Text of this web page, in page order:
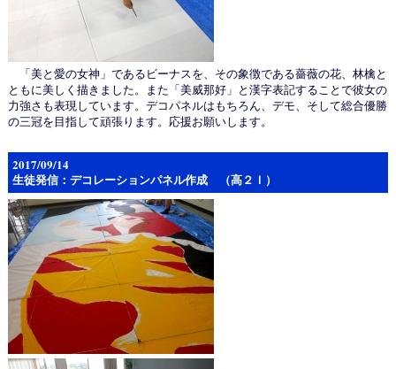
「美と愛の女神」であるビーナスを、その象徴である薔薇の花、林檎と
ともに美しく描きました。また「美威那好」と漢字表記することで彼女の
力強さも表現しています。デコパネルはもちろん、デモ、そして総合優勝
の三冠を目指して頑張ります。応援お願いします。
2017/09/14
生徒発信：デコレーションパネル作成 （高２Ｉ）